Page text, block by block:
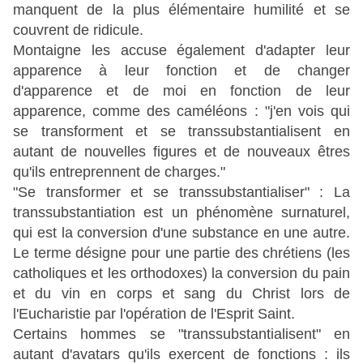
manquent de la plus élémentaire humilité et se
couvrent de ridicule.
Montaigne les accuse également d'adapter leur
apparence à leur fonction et de changer
d'apparence et de moi en fonction de leur
apparence, comme des caméléons : "j'en vois qui
se transforment et se transsubstantialisent en
autant de nouvelles figures et de nouveaux êtres
qu'ils entreprennent de charges."
"Se transformer et se transsubstantialiser" : La
transsubstantiation est un phénomène surnaturel,
qui est la conversion d'une substance en une autre.
Le terme désigne pour une partie des chrétiens (les
catholiques et les orthodoxes) la conversion du pain
et du vin en corps et sang du Christ lors de
l'Eucharistie par l'opération de l'Esprit Saint.
Certains hommes se "transsubstantialisent" en
autant d'avatars qu'ils exercent de fonctions : ils